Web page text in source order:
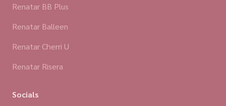
Renatar BB Plus
Renatar Balleen
Renatar Cherri U
Renatar Risera
Socials